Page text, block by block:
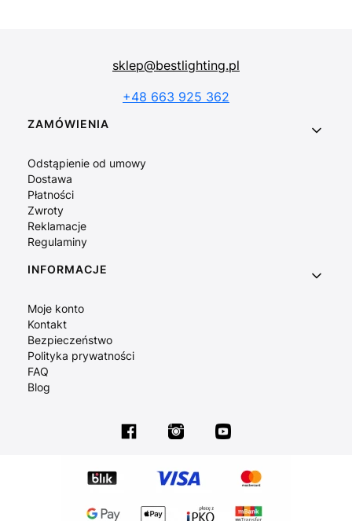
sklep@bestlighting.pl
+48 663 925 362
Linki w stopce
ZAMÓWIENIA
Odstąpienie od umowy
Dostawa
Płatności
Zwroty
Reklamacje
Regulaminy
INFORMACJE
Moje konto
Kontakt
Bezpieczeństwo
Polityka prywatności
FAQ
Blog